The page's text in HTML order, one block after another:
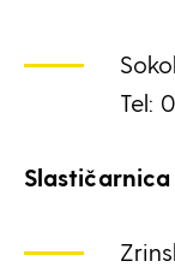
Tel:
Slastičarnica